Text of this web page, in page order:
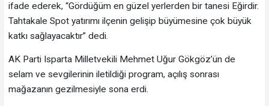
ifade ederek, “Gördüğüm en güzel yerlerden bir tanesi Eğirdir.
Tahtakale Spot yatırımı ilçenin gelişip büyümesine çok büyük
katkı sağlayacaktır” dedi.
AK Parti Isparta Milletvekili Mehmet Uğur Gökgöz’ün de
selam ve sevgilerinin iletildiği program, açılış sonrası
mağazanın gezilmesiyle sona erdi.